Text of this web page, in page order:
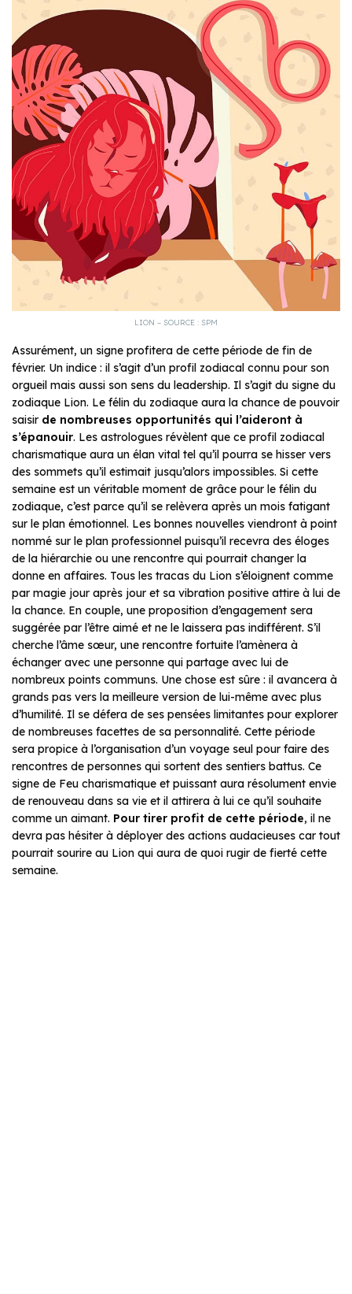
LION – SOURCE : SPM
Assurément, un signe profitera de cette période de fin de
février. Un indice : il s’agit d’un profil zodiacal connu pour son
orgueil mais aussi son sens du leadership. Il s’agit du signe du
zodiaque Lion. Le félin du zodiaque aura la chance de pouvoir
saisir de nombreuses opportunités qui l’aideront à
s’épanouir. Les astrologues révèlent que ce profil zodiacal
charismatique aura un élan vital tel qu’il pourra se hisser vers
des sommets qu’il estimait jusqu’alors impossibles. Si cette
semaine est un véritable moment de grâce pour le félin du
zodiaque, c’est parce qu’il se relèvera après un mois fatigant
sur le plan émotionnel. Les bonnes nouvelles viendront à point
nommé sur le plan professionnel puisqu’il recevra des éloges
de la hiérarchie ou une rencontre qui pourrait changer la
donne en affaires. Tous les tracas du Lion s’éloignent comme
par magie jour après jour et sa vibration positive attire à lui de
la chance. En couple, une proposition d’engagement sera
suggérée par l’être aimé et ne le laissera pas indifférent. S’il
cherche l’âme sœur, une rencontre fortuite l’amènera à
échanger avec une personne qui partage avec lui de
nombreux points communs. Une chose est sûre : il avancera à
grands pas vers la meilleure version de lui-même avec plus
d’humilité. Il se défera de ses pensées limitantes pour explorer
de nombreuses facettes de sa personnalité. Cette période
sera propice à l’organisation d’un voyage seul pour faire des
rencontres de personnes qui sortent des sentiers battus. Ce
signe de Feu charismatique et puissant aura résolument envie
de renouveau dans sa vie et il attirera à lui ce qu’il souhaite
comme un aimant. Pour tirer profit de cette période, il ne
devra pas hésiter à déployer des actions audacieuses car tout
pourrait sourire au Lion qui aura de quoi rugir de fierté cette
semaine.